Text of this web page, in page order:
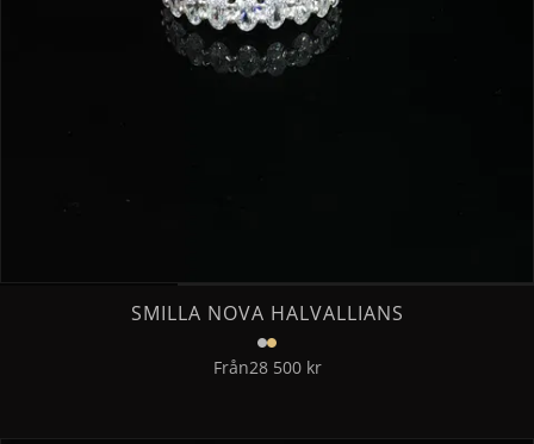
SMILLA NOVA HALVALLIANS
Från28 500 kr